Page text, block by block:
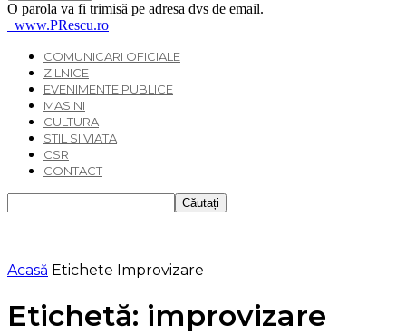
O parola va fi trimisă pe adresa dvs de email.
www.PRescu.ro
COMUNICARI OFICIALE
ZILNICE
EVENIMENTE PUBLICE
MASINI
CULTURA
STIL SI VIATA
CSR
CONTACT
Acasă Etichete Improvizare
Etichetă: improvizare